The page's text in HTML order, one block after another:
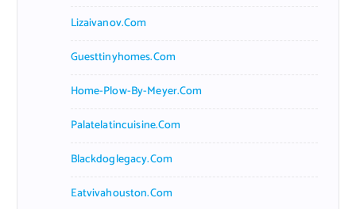
Lizaivanov.com
Guesttinyhomes.com
Home-Plow-By-Meyer.com
Palatelatincuisine.com
Blackdoglegacy.com
Eatvivahouston.com